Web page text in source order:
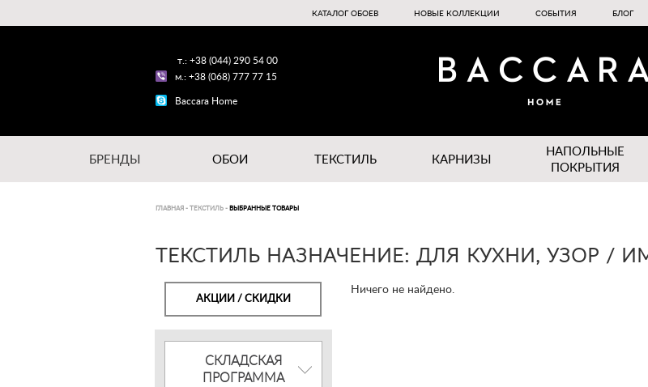
КАТАЛОГ ОБОЕВ НОВЫЕ КОЛЛЕКЦИИ СОБЫТИЯ БЛОГ
т.: +38 (044) 290 54 00
м.: +38 (068) 777 77 15
Baccara Home
БРЕНДЫ ОБОИ ТЕКСТИЛЬ КАРНИЗЫ
НАПОЛЬНЫЕ
ПОКРЫТИЯ
ГЛАВНАЯ - ТЕКСТИЛЬ - ВЫБРАННЫЕ ТОВАРЫ
ТЕКСТИЛЬ НАЗНАЧЕНИЕ: ДЛЯ КУХНИ, УЗОР /
АКЦИИ / СКИДКИ
СКЛАДСКАЯ
ПРОГРАММА
Ничего не найдено.